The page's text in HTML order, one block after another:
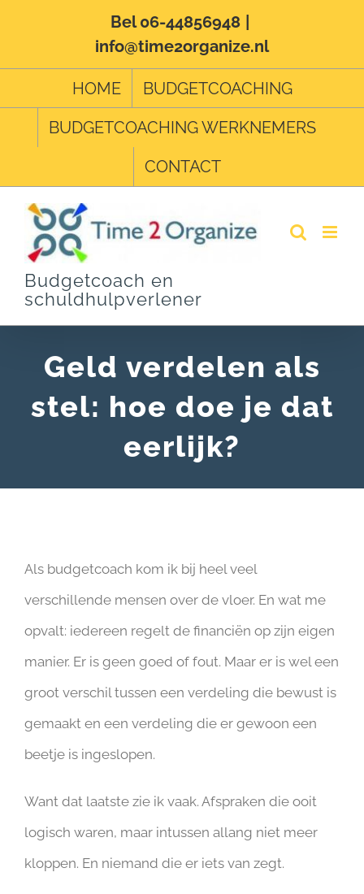
Bel 06-44856948
info@time2organize.nl
HOME
BUDGETCOACHING
BUDGETCOACHING WERKNEMERS
CONTACT
Budgetcoach en
schuldhulpverlener
Geld verdelen als
stel: hoe doe je dat
eerlijk?
Als budgetcoach kom ik bij heel veel
verschillende mensen over de vloer. En wat me
opvalt: iedereen regelt de financiën op zijn eigen
manier. Er is geen goed of fout. Maar er is wel een
groot verschil tussen een verdeling die bewust is
gemaakt en een verdeling die er gewoon een
beetje is ingeslopen.
Want dat laatste zie ik vaak. Afspraken die ooit
logisch waren, maar intussen allang niet meer
kloppen. En niemand die er iets van zegt.